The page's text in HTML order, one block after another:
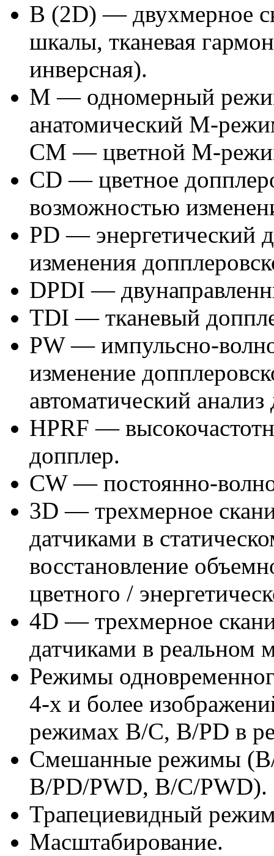
B (2D) — двухмерное
шкалы, тканевая
инверсная).
M — одномерный
анатомический М-
CM — цветной М-
CD — цветное
возможностью
PD — энергетический
изменения
DPDI —
TDI — тканевый
PW — импульсно-
изменение
автоматический
HPRF —
допплер.
CW — постоянно-
3D — трехмерное
датчиками в
восстановление
цветного /
4D — трехмерное
датчиками в реальном
Режимы
4-х и более
режимах B/C, B/PD в
Смешанные режимы
B/PD/PWD, B/C/PWD).
Трапециевидный
Масштабирование.